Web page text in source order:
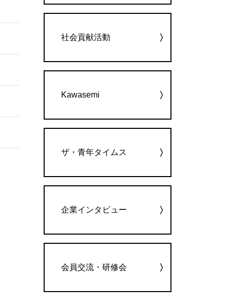
社会貢献活動
Kawasemi
ザ・青年タイムス
企業インタビュー
会員交流・研修会